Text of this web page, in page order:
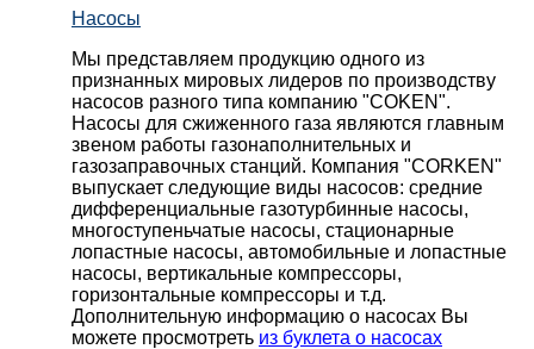
Насосы
Мы представляем продукцию одного из
признанных мировых лидеров по производству
насосов разного типа компанию "COKEN".
Насосы для сжиженного газа являются главным
звеном работы газонаполнительных и
газозаправочных станций. Компания "CORKEN"
выпускает следующие виды насосов: cредние
дифференциальные газотурбинные насосы,
многоступеньчатые насосы, стационарные
лопастные насосы, автомобильные и лопaстные
насосы, вертикальные компрессоры,
горизонтальные компрессоры и т.д.
Дополнительную информацию о насосах Вы
можете просмотреть из буклета о насосах